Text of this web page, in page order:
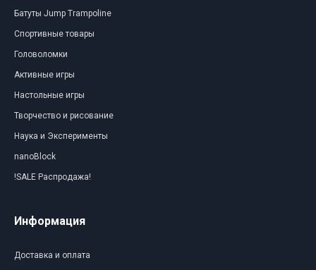
Батуты Jump Trampoline
Спортивные товары
Головоломки
Активные игры
Настольные игры
Творчество и рисование
Наука и Эксперименты
nanoBlock
!SALE Распродажа!
Информация
Доставка и оплата